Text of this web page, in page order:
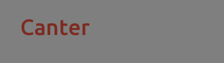
contentCanter